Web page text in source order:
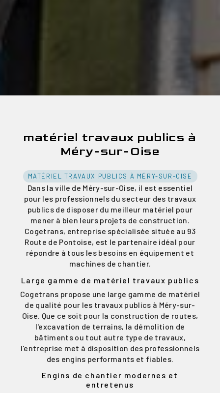
matériel travaux publics à
Méry-sur-Oise
MATÉRIEL TRAVAUX PUBLICS À MÉRY-SUR-OISE
Dans la ville de Méry-sur-Oise, il est essentiel
pour les professionnels du secteur des travaux
publics de disposer du meilleur matériel pour
mener à bien leurs projets de construction.
Cogetrans, entreprise spécialisée située au 93
Route de Pontoise, est le partenaire idéal pour
répondre à tous les besoins en équipement et
machines de chantier.
Large gamme de matériel travaux publics
Cogetrans propose une large gamme de matériel
de qualité pour les travaux publics à Méry-sur-
Oise. Que ce soit pour la construction de routes,
l'excavation de terrains, la démolition de
bâtiments ou tout autre type de travaux,
l'entreprise met à disposition des professionnels
des engins performants et fiables.
Engins de chantier modernes et
entretenus